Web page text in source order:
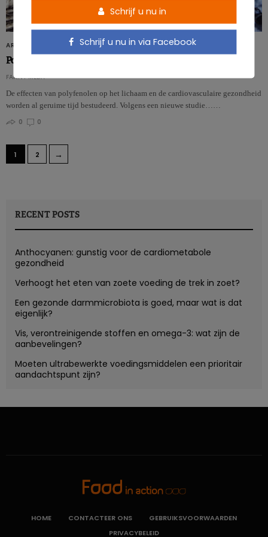
ARTIKELS
Polyfenolen om het geheugen van senioren te redden
FANNY MEDA
De effecten van polyfenolen op het lichaam en de cardiovasculaire gezondheid
worden al geruime tijd bestudeerd. Volgens een nieuwe studie……
0
0
1 2 →
RECENT POSTS
Anthocyanen: gunstig voor de cardiometabole
gezondheid
Verhoogt het eten van zoete voeding de trek in zoet?
Een gezonde darmmicrobiota is goed, maar wat is dat
eigenlijk?
Vis, verontreinigende stoffen en omega-3: wat zijn de
aanbevelingen?
Moeten ultrabewerkte voedingsmiddelen een prioritair
aandachtspunt zijn?
Schrijf u nu in
Schrijf u nu in via Facebook
HOME CONTACTEER ONS
GEBRUIKSVOORWAARDEN
PRIVACYBELEID